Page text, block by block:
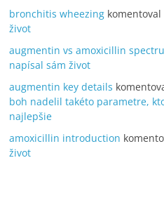
bronchitis wheezing komentoval
život
augmentin vs amoxicillin
napísal sám život
augmentin key details
boh nadelil takéto parametre,
najlepšie
amoxicillin introduction
život